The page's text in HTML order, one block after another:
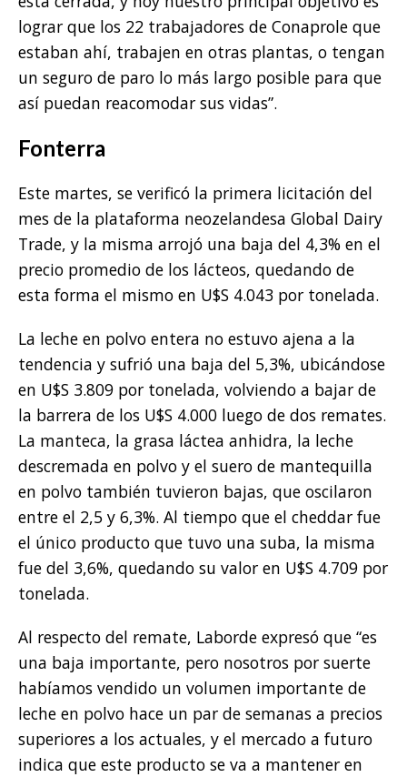
lograr que los 22 trabajadores de Conaprole que
estaban ahí, trabajen en otras plantas, o tengan
un seguro de paro lo más largo posible para que
así puedan reacomodar sus vidas”.
Fonterra
Este martes, se verificó la primera licitación del
mes de la plataforma neozelandesa Global Dairy
Trade, y la misma arrojó una baja del 4,3% en el
precio promedio de los lácteos, quedando de
esta forma el mismo en U$S 4.043 por tonelada.
La leche en polvo entera no estuvo ajena a la
tendencia y sufrió una baja del 5,3%, ubicándose
en U$S 3.809 por tonelada, volviendo a bajar de
la barrera de los U$S 4.000 luego de dos remates.
La manteca, la grasa láctea anhidra, la leche
descremada en polvo y el suero de mantequilla
en polvo también tuvieron bajas, que oscilaron
entre el 2,5 y 6,3%. Al tiempo que el cheddar fue
el único producto que tuvo una suba, la misma
fue del 3,6%, quedando su valor en U$S 4.709 por
tonelada.
Al respecto del remate, Laborde expresó que “es
una baja importante, pero nosotros por suerte
habíamos vendido un volumen importante de
leche en polvo hace un par de semanas a precios
superiores a los actuales, y el mercado a futuro
indica que este producto se va a mantener en